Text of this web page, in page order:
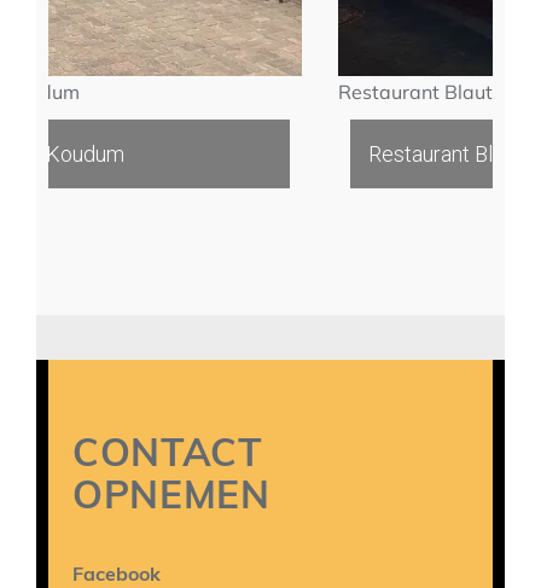
Restaurant Blauths
Restaurant Blauths
CONTACT
OPNEMEN
Facebook